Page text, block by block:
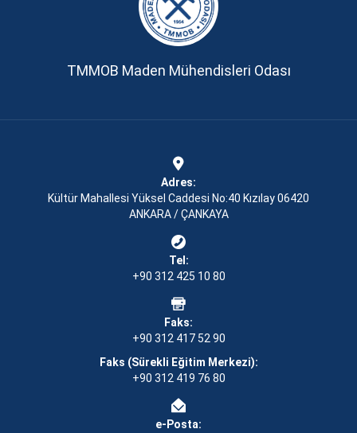
TMMOB Maden Mühendisleri Odası
Adres:
Kültür Mahallesi Yüksel Caddesi No:40 Kızılay 06420
ANKARA / ÇANKAYA
Tel:
+90 312 425 10 80
Faks:
+90 312 417 52 90
Faks (Sürekli Eğitim Merkezi):
+90 312 419 76 80
e-Posta: